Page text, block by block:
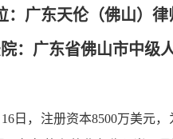
：广东天伦（佛山）律
： 广东省佛山市中级
16日，注册资本8500万美元